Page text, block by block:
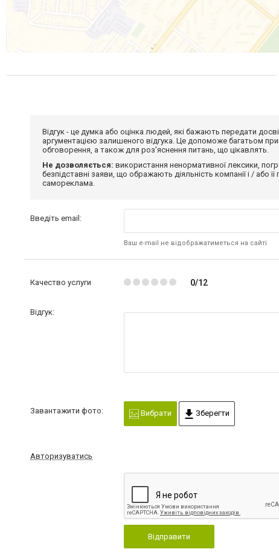
Відгук - це думка або оцінка людей, які бажають передати
аргументацією залишеного відгука. Це допоможе багатьом
обговорення, а також для роз'яснення питань, що цікавлять.
Не дозволяється: використання ненормативної лексики,
безпідставні заяви, що ображають діяльність компанії і / або
самореклама.
Введіть email:
Ваш e-mail не відображатиметься на сайті
Качество услуги 0/12
Відгук:
Завантажити фото: Вибрати Зберегти
Авторизуватись
Відправити